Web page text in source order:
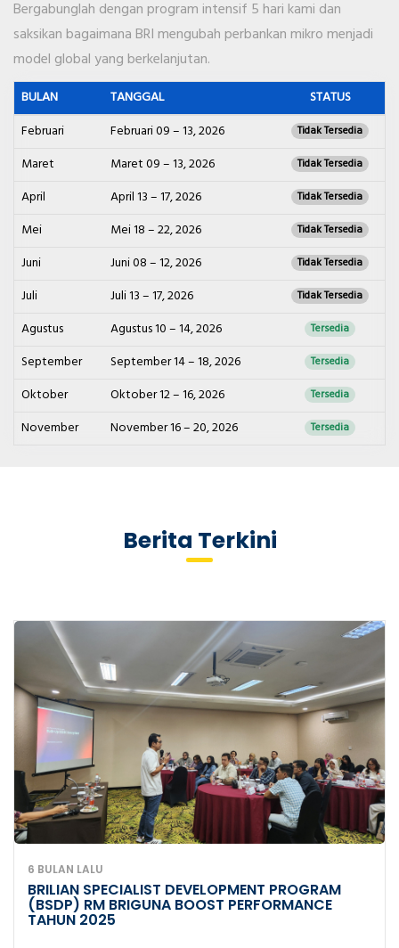
Bergabunglah dengan program intensif 5 hari kami dan
saksikan bagaimana BRI mengubah perbankan mikro menjadi
model global yang berkelanjutan.
BULAN TANGGAL
STATUS
Februari
Februari 09 – 13, 2026 Tidak Tersedia
Maret Maret 09 – 13, 2026 Tidak Tersedia
April April 13 – 17, 2026 Tidak Tersedia
Mei Mei 18 – 22, 2026 Tidak Tersedia
Juni Juni 08 – 12, 2026 Tidak Tersedia
Juli Juli 13 – 17, 2026 Tidak Tersedia
Agustus Agustus 10 – 14, 2026 Tersedia
September September 14 – 18, 2026 Tersedia
Oktober Oktober 12 – 16, 2026 Tersedia
November November 16 – 20, 2026 Tersedia
Berita Terkini
6 BULAN LALU
BRILIAN SPECIALIST DEVELOPMENT PROGRAM
(BSDP) RM BRIGUNA BOOST PERFORMANCE
TAHUN 2025